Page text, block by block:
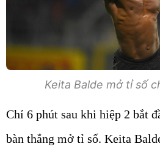
Keita Balde mở tỉ số
Chỉ 6 phút sau khi hiệp 2 bắt
bàn thắng mở tỉ số. Keita